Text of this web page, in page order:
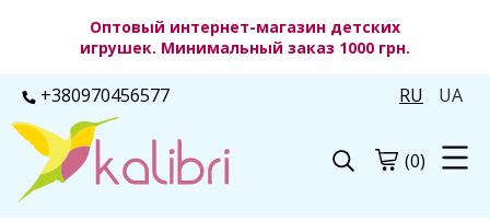
Оптовый интернет-магазин детских
игрушек. Минимальный заказ 1000 грн.
+380970456577 RU UA
(0)